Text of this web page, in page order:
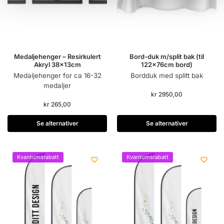
Medaljehenger – Resirkulert
Akryl 38x13cm
Medaljehenger for ca 16-32
medaljer
kr 265,00
Se alternativer
Bord-duk m/split bak (til
122x76cm bord)
Bordduk med splitt bak
kr 2950,00
Se alternativer
Kvantumsrabatt Kvantumsrabatt